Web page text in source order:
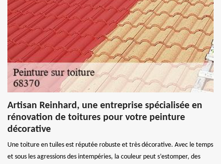
Artisan Reinhard, une entreprise spécialisée en
rénovation de toitures pour votre peinture
décorative
Une toiture en tuiles est réputée robuste et très décorative. Avec le temps
et sous les agressions des intempéries, la couleur peut s’estomper, des